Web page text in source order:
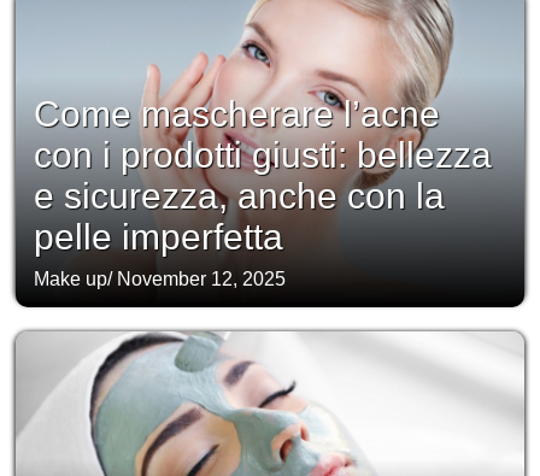
Come mascherare l’acne
con i prodotti giusti: bellezza
e sicurezza, anche con la
pelle imperfetta
Make up/ November 12, 2025